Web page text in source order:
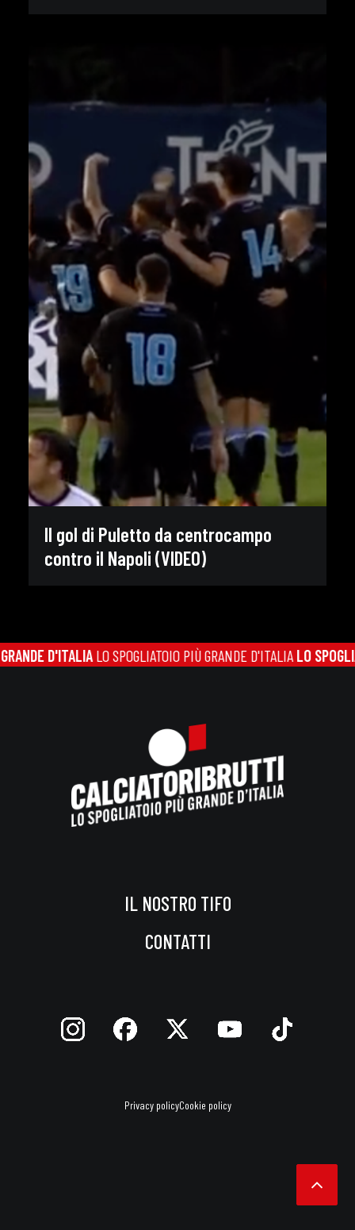
Il gol di Puletto da centrocampo
contro il Napoli (VIDEO)
D'ITALIALO SPOGLIATOIO PIÙ GRANDE D'ITALIALO
IL NOSTRO TIFO
CONTATTI
Privacy policyCookie policy